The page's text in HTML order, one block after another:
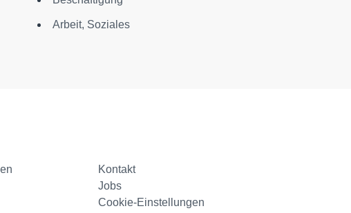
Arbeit, Soziales
Kontakt
Jobs
Cookie-Einstellungen